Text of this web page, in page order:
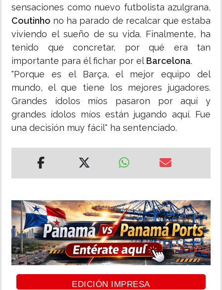
sensaciones como nuevo futbolista azulgrana,
Coutinho no ha parado de recalcar que estaba
viviendo el sueño de su vida. Finalmente, ha
tenido que concretar, por qué era tan
importante para él fichar por elBarcelona.
"Porque es el Barça, el mejor equipo del
mundo, el que tiene los mejores jugadores.
Grandes ídolos míos pasaron por aquí y
grandes ídolos míos están jugando aquí. Fue
una decisión muy fácil" ha sentenciado.
EDICIÓN IMPRESA